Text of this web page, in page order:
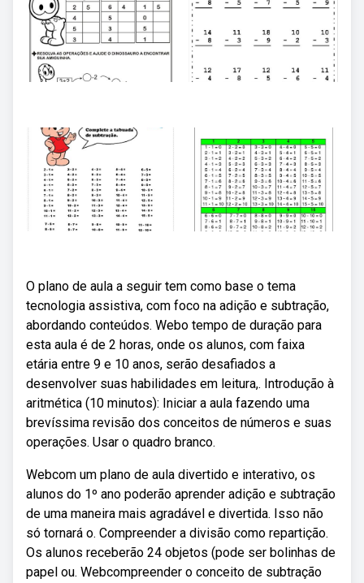
O plano de aula a seguir tem como base o tema
tecnologia assistiva, com foco na adição e subtração,
abordando conteúdos. Webo tempo de duração para
esta aula é de 2 horas, onde os alunos, com faixa
etária entre 9 e 10 anos, serão desafiados a
desenvolver suas habilidades em leitura,. Introdução à
aritmética (10 minutos): Iniciar a aula fazendo uma
brevíssima revisão dos conceitos de números e suas
operações. Usar o quadro branco.
Webcom um plano de aula divertido e interativo, os
alunos do 1º ano poderão aprender adição e subtração
de uma maneira mais agradável e divertida. Isso não
só tornará o. Compreender a divisão como repartição.
Os alunos receberão 24 objetos (pode ser bolinhas de
papel ou. Webcompreender o conceito de subtração